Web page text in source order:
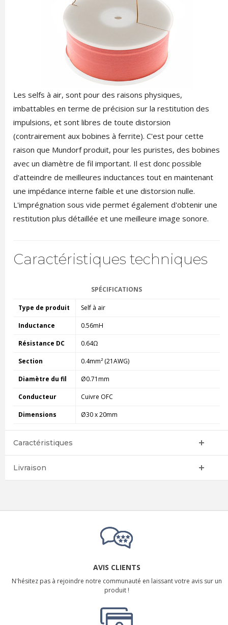
Les selfs à air, sont pour des raisons physiques,
imbattables en terme de précision sur la restitution des
impulsions, et sont libres de toute distorsion
(contrairement aux bobines à ferrite). C'est pour cette
raison que Mundorf produit, pour les puristes, des bobines
avec un diamètre de fil important. Il est donc possible
d'atteindre de meilleures inductances tout en maintenant
une impédance interne faible et une distorsion nulle.
L'imprégnation sous vide permet également d'obtenir une
restitution plus détaillée et une meilleure image sonore.
Caractéristiques techniques
SPÉCIFICATIONS
Type de produit Self à air
Inductance 0.56mH
Résistance DC 0.64Ω
Section 0.4mm² (21AWG)
Diamètre du fil Ø0.71mm
Conducteur Cuivre OFC
Dimensions Ø30 x 20mm
Caractéristiques
Livraison
AVIS CLIENTS
N'hésitez pas à rejoindre notre communauté en laissant votre avis sur un
produit !